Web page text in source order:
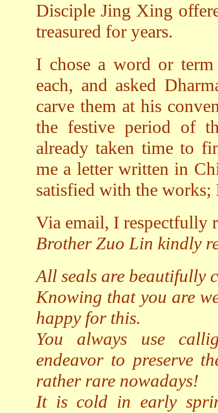
Disciple Jing Xing
treasured for years.
I chose a word or
each, and asked
carve them at his
the festive period of
already taken time to
me a letter written in
satisfied with the works;
Via email, I respectfully
Brother Zuo Lin kindly
All seals are beautifully
Knowing that you are
happy for this.
You always use
endeavor to preserve
rather rare nowadays!
It is cold in early